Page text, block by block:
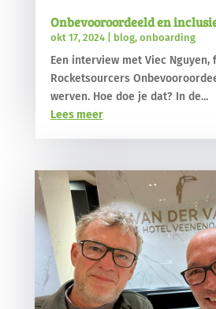
Onbevooroordeeld en
okt 17, 2024| blog, onboarding
Een interview met Viec Nguyen,
Rocketsourcers
werven. Hoe doe je dat? In de...
Lees meer